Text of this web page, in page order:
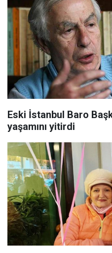
Eski İstanbul Baro
yaşamını yitirdi